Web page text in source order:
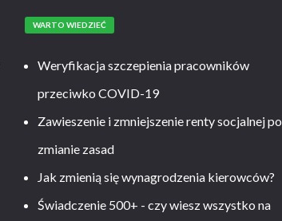
WARTO WIEDZIEĆ
Weryfikacja szczepienia pracowników
przeciwko COVID-19
Zawieszenie i zmniejszenie renty socjalnej po
zmianie zasad
Jak zmienią się wynagrodzenia kierowców?
Świadczenie 500+ - czy wiesz wszystko na